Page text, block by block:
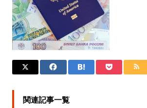
関連記事一覧